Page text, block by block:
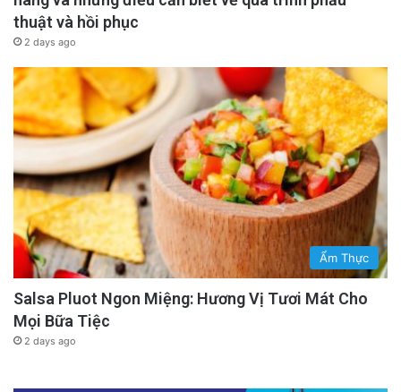
thuật và hồi phục
2 days ago
Ẩm Thực
Salsa Pluot Ngon Miệng: Hương Vị Tươi Mát Cho
Mọi Bữa Tiệc
2 days ago